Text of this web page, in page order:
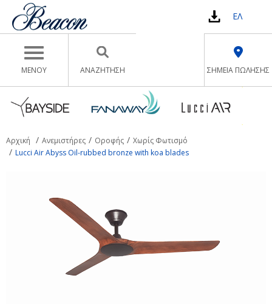
Toggle navigation
ΜΕΝΟΥ
ΕΛ
ΣΗΜΕΙΑ ΠΩΛΗΣΗΣ
ΑΝΑΖΉΤΗΣΗ
Αρχική Ανεμιστήρες Οροφής
Χωρίς Φωτισμό
Lucci Air Abyss Oil-rubbed bronze with koa blades